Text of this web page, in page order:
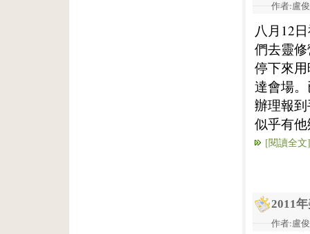
作者:盧
八月12
們去靈
停下來
達會場
辦理報
似乎有
[閱讀全文]
2011
作者:盧